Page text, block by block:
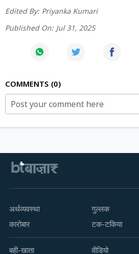
Edited By: Priyanka Kumari
Published On: Jul 31, 2025
COMMENTS 0
अर्थव्यवस्था
कारोबार
गुल्लक
टक-टकिया
बही-खाता वीडियो